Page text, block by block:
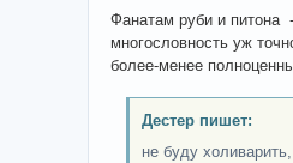
Фанатам руби и питона
многословность уж
более-менее
Дестер пишет:
не буду